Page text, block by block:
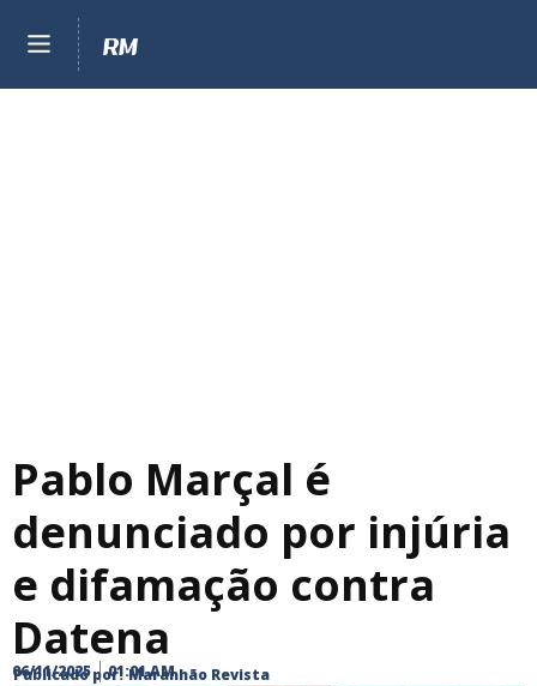
Pablo Marçal é
denunciado por injúria
e difamação contra
Datena
Publicado por: Maranhão Revista
06/11/2025 01:01 AM